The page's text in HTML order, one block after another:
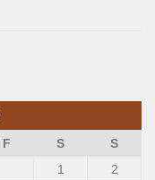
F S
S
1
2